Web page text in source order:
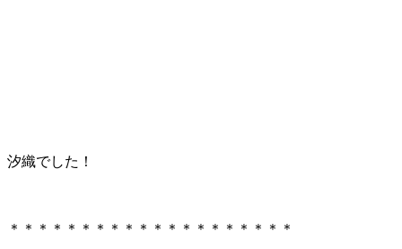
汐織でした！
＊＊＊＊＊＊＊＊＊＊＊＊＊＊＊＊＊＊＊＊